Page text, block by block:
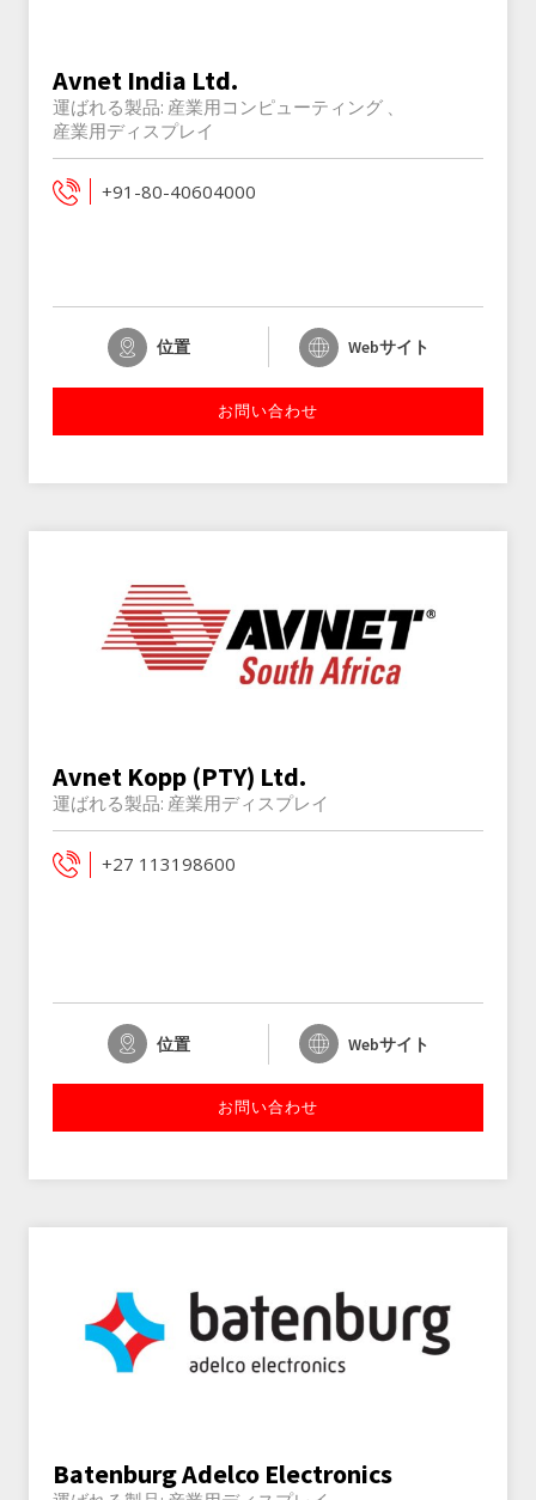
Avnet India Ltd.
運ばれる製品: 産業用コンピューティング
産業用ディスプレイ
+91-80-40604000
位置 Webサイト
お問い合わせ
Avnet Kopp (PTY) Ltd.
運ばれる製品: 産業用ディスプレイ
+27 113198600
位置 Webサイト
お問い合わせ
Batenburg Adelco Electronics